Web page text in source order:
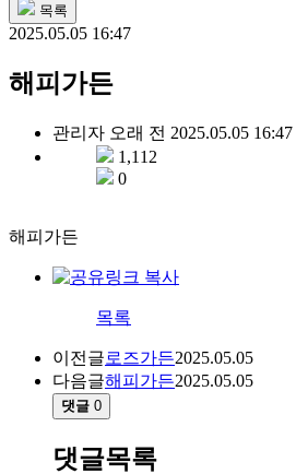
목록
2025.05.05 16:47
해피가든
관리자 오래 전 2025.05.05 16:47
1,112
0
해피가든
목록
이전글로즈가든2025.05.05
다음글해피가든2025.05.05
댓글 0
댓글목록